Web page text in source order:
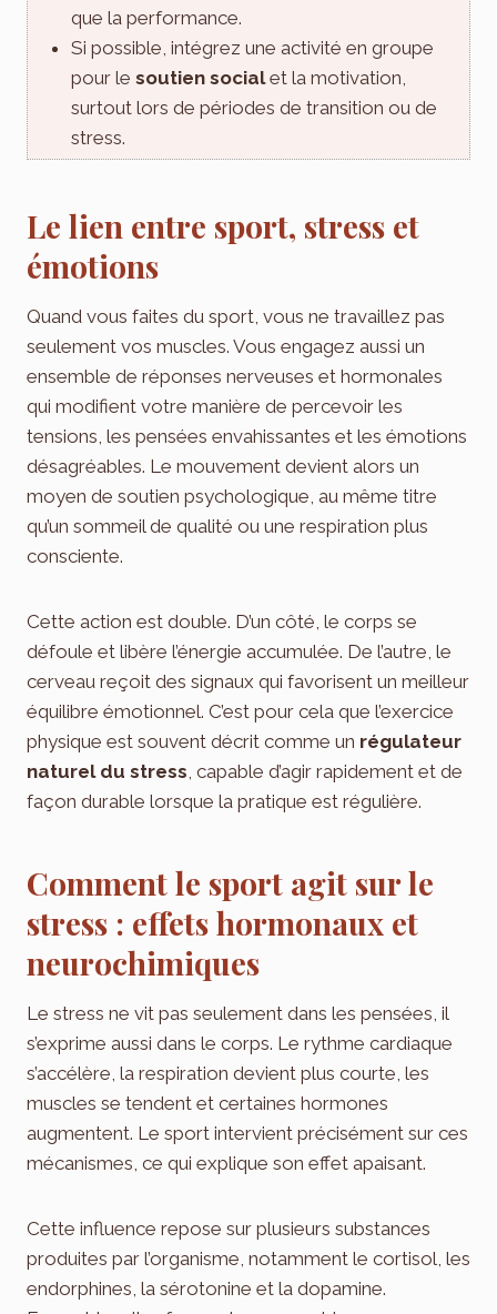
que la performance.
Si possible, intégrez une activité en groupe
pour le soutien socialet la motivation,
surtout lors de périodes de transition ou de
stress.
Le lien entre sport, stress et
émotions
Quand vous faites du sport, vous ne travaillez pas
seulement vos muscles. Vous engagez aussi un
ensemble de réponses nerveuses et hormonales
qui modifient votre manière de percevoir les
tensions, les pensées envahissantes et les émotions
désagréables. Le mouvement devient alors un
moyen de soutien psychologique, au même titre
qu’un sommeil de qualité ou une respiration plus
consciente.
Cette action est double. D’un côté, le corps se
défoule et libère l’énergie accumulée. De l’autre, le
cerveau reçoit des signaux qui favorisent un meilleur
équilibre émotionnel. C’est pour cela que l’exercice
physique est souvent décrit comme un régulateur
naturel du stress , capable d’agir rapidement et de
façon durable lorsque la pratique est régulière.
Comment le sport agit sur le
stress : effets hormonaux et
neurochimiques
Le stress ne vit pas seulement dans les pensées, il
s’exprime aussi dans le corps. Le rythme cardiaque
s’accélère, la respiration devient plus courte, les
muscles se tendent et certaines hormones
augmentent. Le sport intervient précisément sur ces
mécanismes, ce qui explique son effet apaisant.
Cette influence repose sur plusieurs substances
produites par l’organisme, notamment le cortisol, les
endorphines, la sérotonine et la dopamine.